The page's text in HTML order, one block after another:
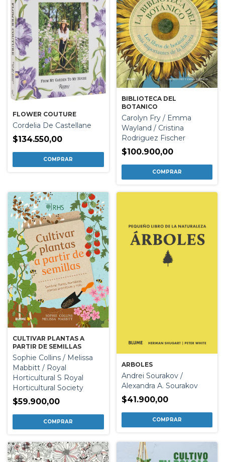
FLOWER COUTURE
Cordelia De Castellane
$134.550,00
BIBLIOTECA DEL
BOTANICO
Carolyn Fry / Emma
Wayland / Cristina
Rodriguez Fischer
$100.900,00
CULTIVAR PLANTAS A
PARTIR DE SEMILLAS
Sophie Collins / Melissa
Mabbitt / Royal
Horticultural S Royal
Horticultural Society
$59.900,00
ARBOLES
Andrei Sourakov /
Alexandra A. Sourakov
$41.900,00